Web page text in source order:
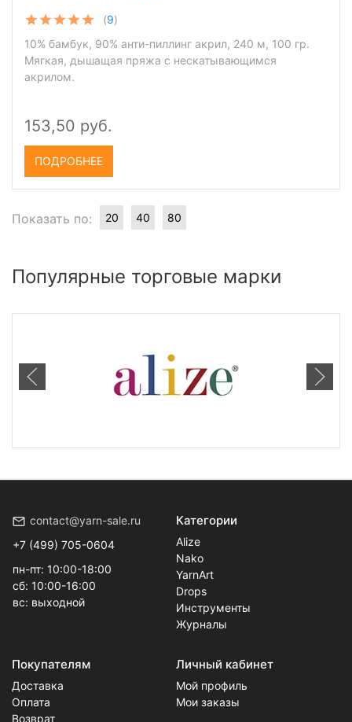
(9)
10% бамбук, 90% анти-пиллинг акрил, 240 м, 100 гр.
Мягкая, дышащая пряжа с нескатывающимся
акрилом.
153,50 руб.
ПОДРОБНЕЕ
Показать по: 20 40 80
Популярные торговые марки
contact@yarn-sale.ru
+7 (499) 705-0604
пн-пт: 10:00-18:00
сб: 10:00-16:00
вс: выходной
Категории
Alize
Nako
YarnArt
Drops
Инструменты
Журналы
Покупателям
Доставка
Оплата
Возврат
Личный кабинет
Мой профиль
Мои заказы